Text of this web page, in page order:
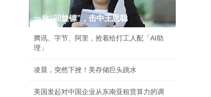
一枚“回旋镖”，击中王思聪
腾讯、字节、阿里，抢着给打工人配「AI助
理」
凌晨，突然下挫！美存储巨头跳水
美国发起对中国企业从东南亚租赁算力的调